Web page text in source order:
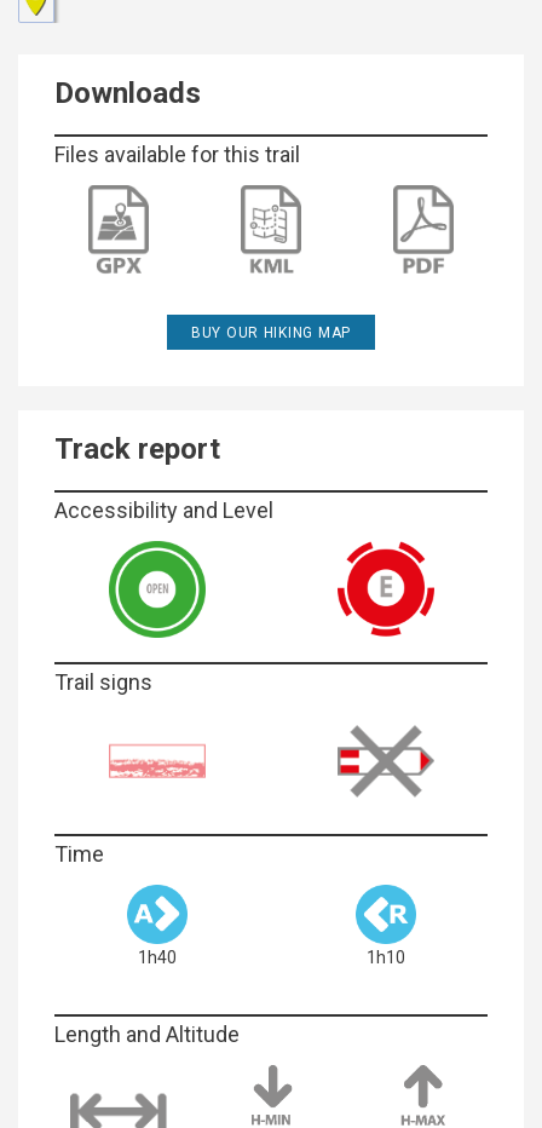
Downloads
Files available for this trail
BUY OUR HIKING MAP
Track report
Accessibility and Level
Trail signs
Time
1h40 1h10
Length and Altitude